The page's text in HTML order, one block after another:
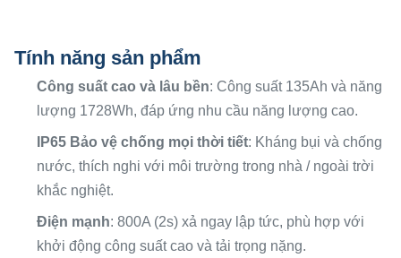
Khả năng
sử dụng
100%
50%
Tốc độ sạc Nhanh lên.
Bảo trì
Tự giải
Rất thấp cao hơn
Tính năng sản phẩm
Công suất cao và lâu bền: Công suất 135Ah và năng
lượng 1728Wh, đáp ứng nhu cầu năng lượng cao.
IP65 Bảo vệ chống mọi thời tiết: Kháng bụi và chống
nước, thích nghi với môi trường trong nhà / ngoài trời
khắc nghiệt.
Điện mạnh: 800A (2s) xả ngay lập tức, phù hợp với
khởi động công suất cao và tải trọng nặng.